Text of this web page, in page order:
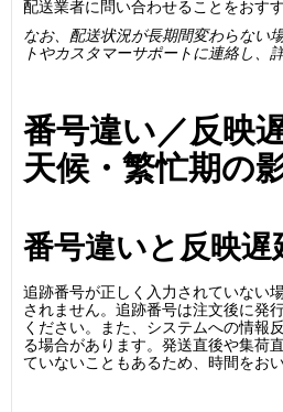
配送業者に問い合わせることをおすす
なお、配送状況が長期間変わらない
トやカスタマーサポートに連絡し、
番号違い／反映
天候・繁忙期の
番号違いと反映遅
追跡番号が正しく入力されていない
されません。追跡番号は注文後に発
ください。また、システムへの情報
る場合があります。発送直後や集荷
ていないこともあるため、時間をお